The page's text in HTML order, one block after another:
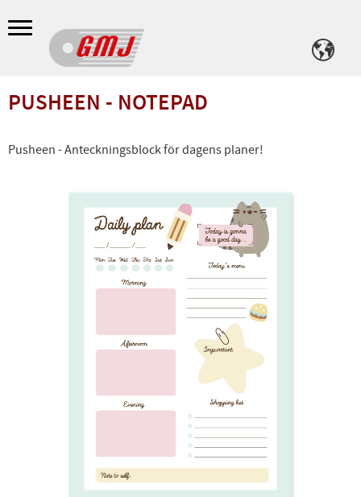
Meny
PUSHEEN - NOTEPAD
Pusheen - Anteckningsblock för dagens planer!